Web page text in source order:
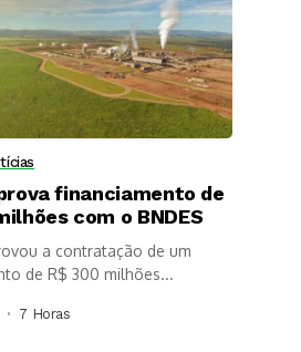
financiamento de
com o BNDES
a contratação de um
de R$ 300 milhões...
7 Horas ⁮